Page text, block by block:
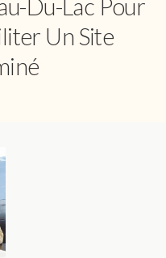
Du-Lac Pour
Un Site